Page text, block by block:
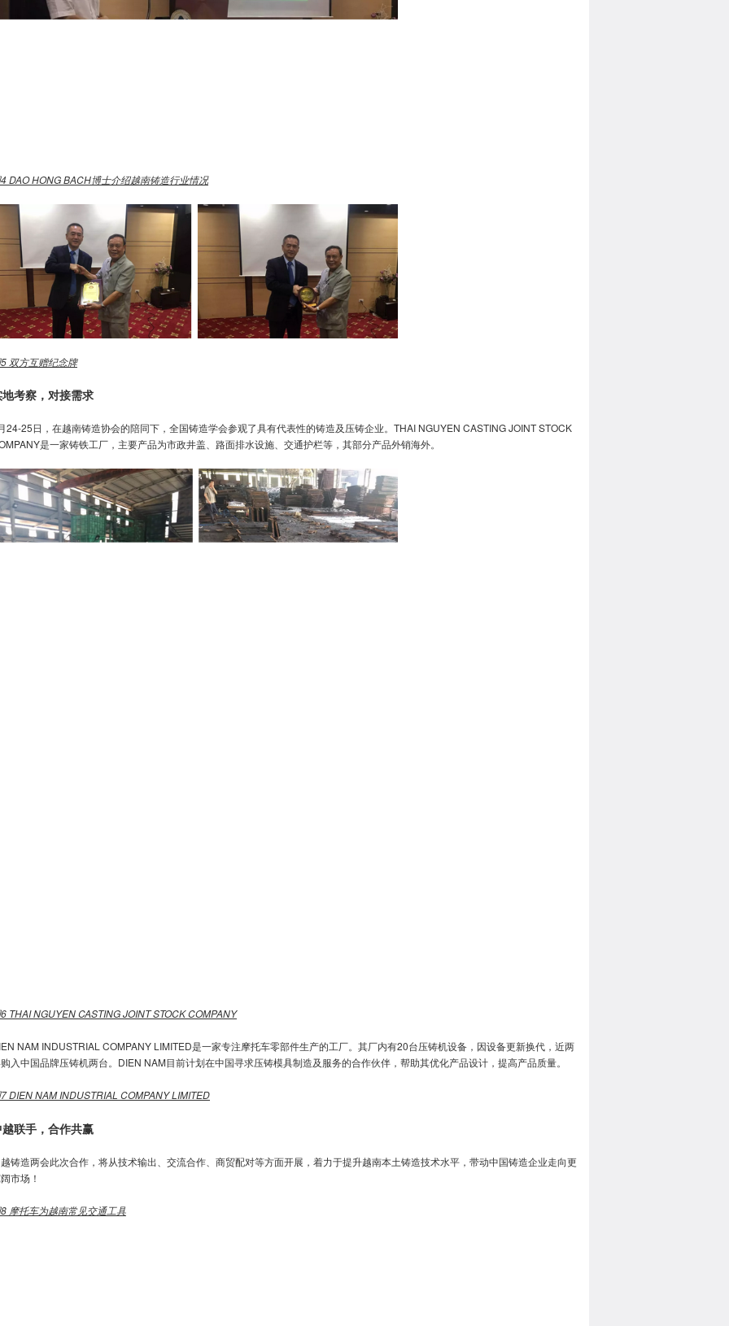
4 DAO HONG BACH博士介绍越南铸造行业情况
5 双方互赠纪念牌
考察，对接需求
24-25日，在越南铸造协会的陪同下，全国铸造学会参观了具有代表性的铸造及压铸企业。THAI NGUYEN CASTING JOINT STOCK
是一家铸铁工厂，主要产品为市政井盖、路面排水设施、交通护栏等，其部分产品外销海外。
6 THAI NGUYEN CASTING JOINT STOCK COMPANY
NAM INDUSTRIAL COMPANY LIMITED是一家专注摩托车零部件生产的工厂。其厂内有20台压铸机设备，因设备更新换代，近两
入中国品牌压铸机两台。DIEN NAM目前计划在中国寻求压铸模具制造及服务的合作伙伴，帮助其优化产品设计，提高产品质量。
7 DIEN NAM INDUSTRIAL COMPANY LIMITED
联手，合作共赢
铸造两会此次合作，将从技术输出、交流合作、商贸配对等方面开展，着力于提升越南本土铸造技术水平，带动中国铸造企业走向更
市场！
8 摩托车为越南常见交通工具